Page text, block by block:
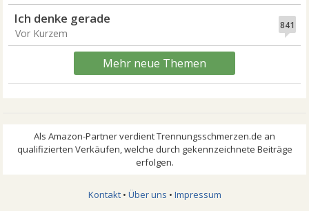
841
Ich denke gerade
Vor Kurzem
Mehr neue Themen
Kontakt• Über uns • Impressum